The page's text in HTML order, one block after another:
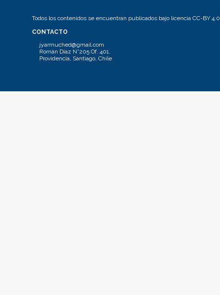
Todos los contenidos se encuentran publicados bajo licencia CC-BY 4.0
CONTACTO
jyarmuched@gmail.com
Román Díaz N°205 Of. 401.
Providencia, Santiago, Chile